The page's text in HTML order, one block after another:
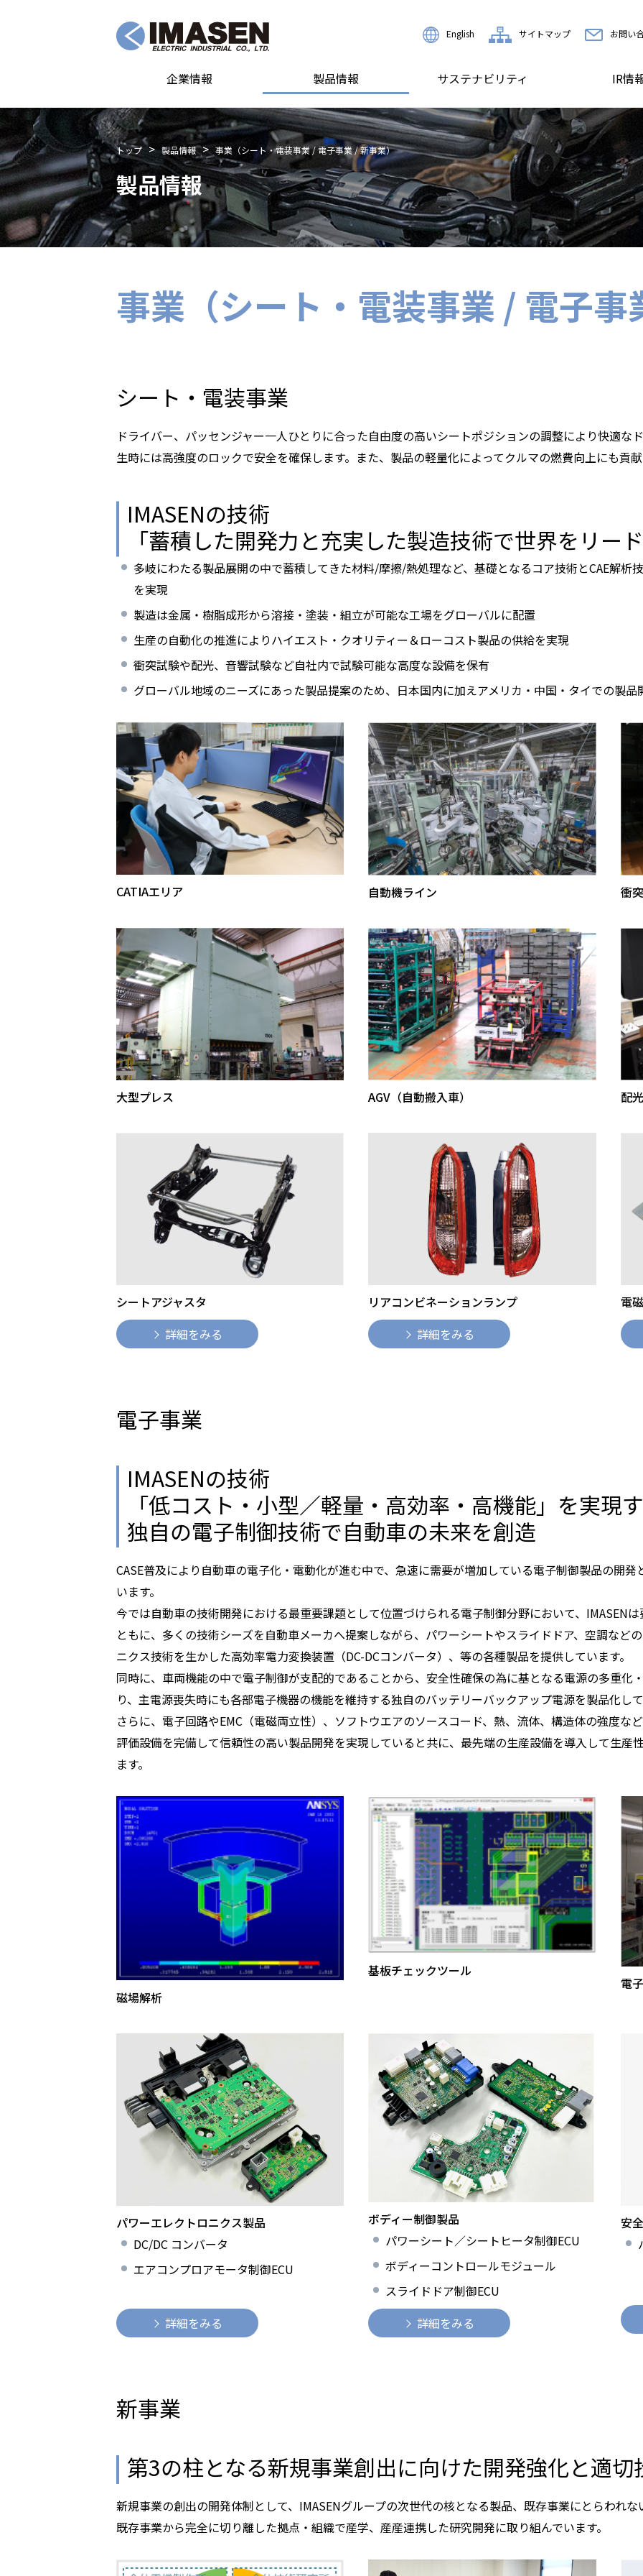
English サイトマップ お問い
企業情報 製品情報 サステナビリティ IR情
トップ 製品情報 事業（シート・電装事業 / 電子事業 / 新事業）
製品情報
事業（シート・電装事業 / 電子事
シート・電装事業
ドライバー、パッセンジャー一人ひとりに合った自由度の高いシートポジションの調整により快適な
生時には高強度のロックで安全を確保します。また、製品の軽量化によってクルマの燃費向上にも貢
IMASENの技術
「蓄積した開発力と充実した製造技術で世界をリー
多岐にわたる製品展開の中で蓄積してきた材料/摩擦/熱処理など、基礎となるコア技術とCAE解析
を実現
製造は金属・樹脂成形から溶接・塗装・組立が可能な工場をグローバルに配置
生産の自動化の推進によりハイエスト・クオリティー＆ローコスト製品の供給を実現
衝突試験や配光、音響試験など自社内で試験可能な高度な設備を保有
グローバル地域のニーズにあった製品提案のため、日本国内に加えアメリカ・中国・タイでの製
CATIAエリア 自動機ライン 衝
大型プレス AGV（自動搬入車） 配
シートアジャスタ
詳細をみる
リアコンビネーションランプ
詳細をみる
電
電子事業
IMASENの技術
「低コスト・小型／軽量・高効率・高機能」を実現
独自の電子制御技術で自動車の未来を創造
CASE普及により自動車の電子化・電動化が進む中で、急速に需要が増加している電子制御製品の開
います。
今では自動車の技術開発における最重要課題として位置づけられる電子制御分野において、IMASEN
ともに、多くの技術シーズを自動車メーカへ提案しながら、パワーシートやスライドドア、空調など
ニクス技術を生かした高効率電力変換装置（DC-DCコンバータ）、等の各種製品を提供しています。
同時に、車両機能の中で電子制御が支配的であることから、安全性確保の為に基となる電源の多重化
り、主電源喪失時にも各部電子機器の機能を維持する独自のバッテリーバックアップ電源を製品化し
さらに、電子回路やEMC（電磁両立性）、ソフトウエアのソースコード、熱、流体、構造体の強度な
評価設備を完備して信頼性の高い製品開発を実現していると共に、最先端の生産設備を導入して生産
ます。
磁場解析
基板チェックツール
電
パワーエレクトロニクス製品
DC/DC コンバータ
エアコンプロアモータ制御ECU
詳細をみる
ボディー制御製品
パワーシート／シートヒータ制御ECU
ボディーコントロールモジュール
スライドドア制御ECU
詳細をみる
安
新事業
第3の柱となる新規事業創出に向けた開発強化と適切
新規事業の創出の開発体制として、IMASENグループの次世代の核となる製品、既存事業にとらわれ
既存事業から完全に切り離した拠点・組織で産学、産産連携した研究開発に取り組んでいます。